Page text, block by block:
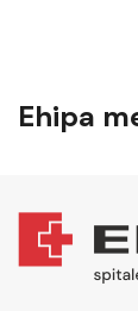
Ehipa